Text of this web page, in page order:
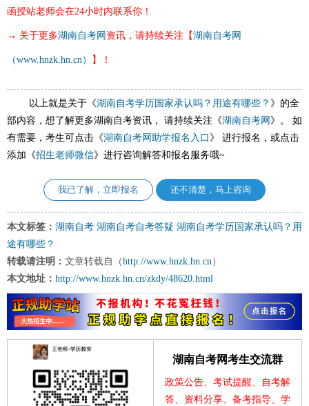
函授站老师会在24小时内联系你！
→ 关于更多湖南自考网 资讯，请持续关注【湖南自考网
（www.hnzk.hn.cn） 】！
以上就是关于《湖南自考学历国家承认吗？用途有哪些？ 》的全
部内容，想了解更多湖南自考资讯， 请持续关注《湖南自考网 》。 如
有需要，考生可点击《湖南自考网助学报名入口 》 进行报名，或点击
添加《招生老师微信》进行咨询解答和报名服务哦~
我已了解，立即报名 还不清楚，马上咨询
本文标签： 湖南自考 湖南自考自考答疑 湖南自考学历国家承认吗？用
途有哪些？
转载请注明： 文章转载自（http://www.hnzk.hn.cn）
本文地址： http://www.hnzk.hn.cn/zkdy/48620.html
湖南自考网考生交流群
政策公告、考试提醒、自考解
答、资料分享、备考指导、学